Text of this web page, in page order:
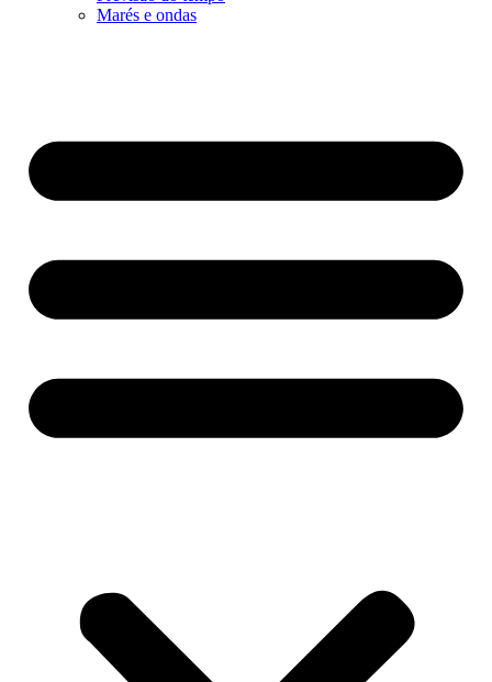
Marés e ondas